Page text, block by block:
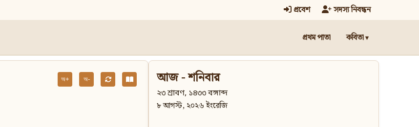
প্রবেশ সদস্য নিবন্ধন
প্রথম পাতা কবিতা
অ+ অ- আজ - শনিবার
২৩ শ্রাবণ, ১৪৩৩ বঙ্গাব্দ
৮ আগস্ট, ২০২৬ ইংরেজি